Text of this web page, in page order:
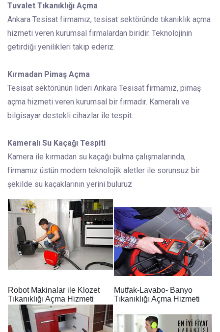
Tuvalet Tıkanıklığı Açma
Ankara Tesisat firmamız, tesisat sektöründe tıkanıklık açma
hizmeti veren kurumsal firmalardan biridir. Teknolojinin
getirdiği yenilikleri takip ederiz.
Kırmadan Pimaş Açma
Tesisat sektörünün lideri Ankara Tesisat firmamız, pimaş
açma hizmeti veren kurumsal bir firmadır. Kameralı ve
bilgisayar destekli cihazlar ile tespit.
Kameralı Su Kaçağı Tespiti
Kamera ile kırmadan su kaçağı bulma çalışmalarında,
firmamız üstün modern teknolojik aletler ile sorunsuz bir
şekilde su kaçaklarının yerini buluruz
Robot Makinalar ile Klozet
Tıkanıklığı Açma Hizmeti
Mutfak-Lavabo- Banyo
Tıkanıklığı Açma Hizmeti